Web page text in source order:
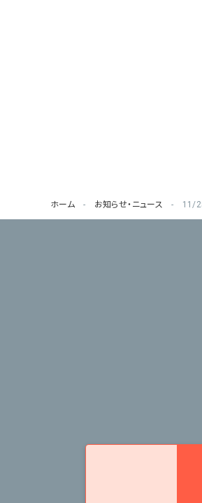
ホーム お知らせ・ニュース 11/